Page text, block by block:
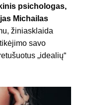
psichologas,
Michailas
žiniasklaida
savo
„idealių“